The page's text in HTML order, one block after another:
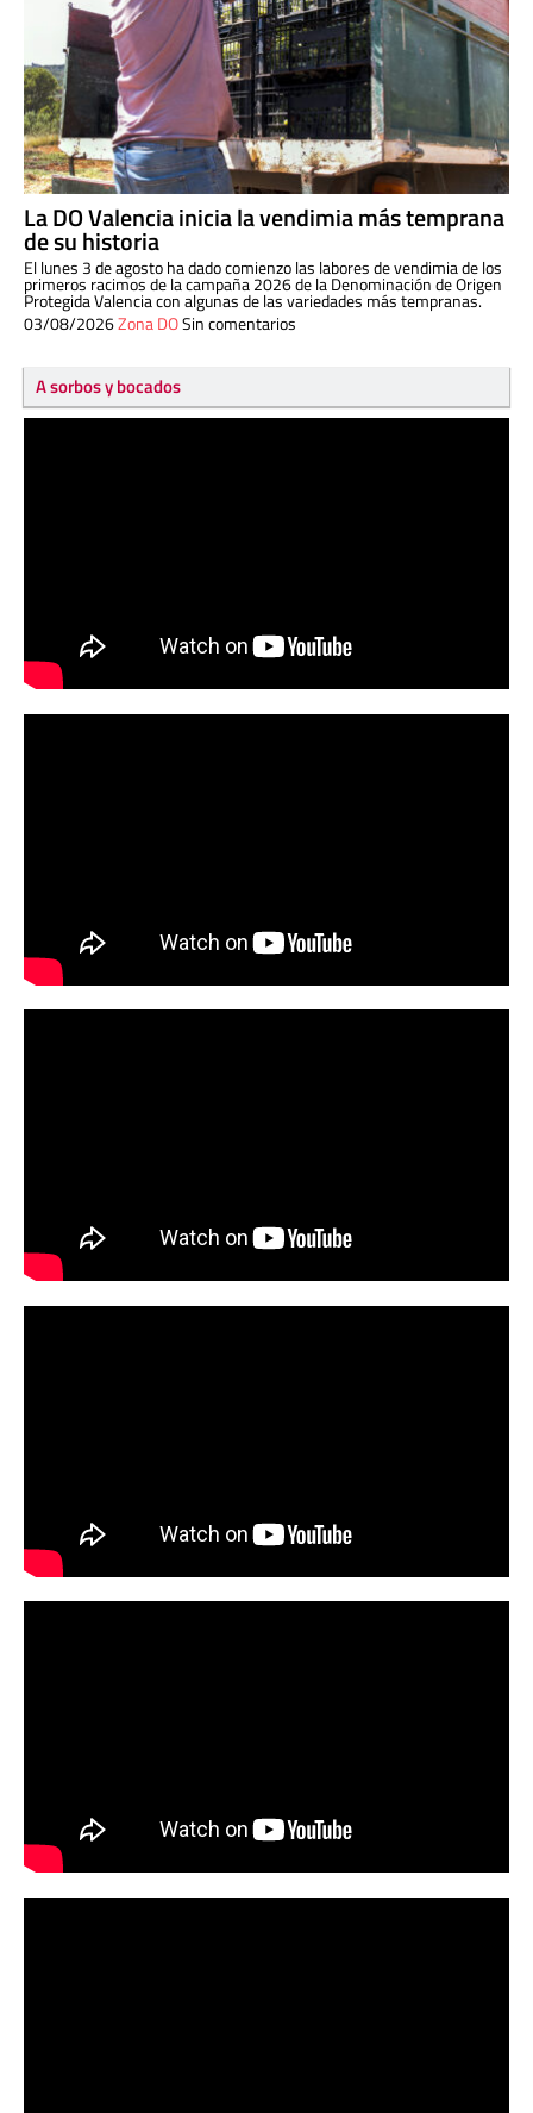
La DO Valencia inicia la vendimia más temprana
de su historia
El lunes 3 de agosto ha dado comienzo las labores de vendimia de los
primeros racimos de la campaña 2026 de la Denominación de Origen
Protegida Valencia con algunas de las variedades más tempranas.
03/08/2026Zona DOSin comentarios
A sorbos y bocados